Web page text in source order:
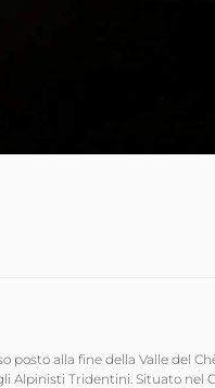
posto alla fine della Valle del
Tridentini. Situato nel